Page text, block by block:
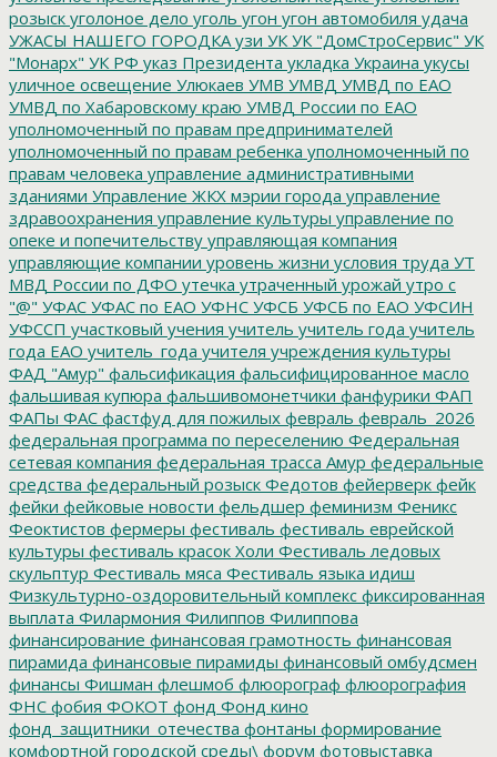
розыск уголоное дело уголь угон угон автомобиля удача
УЖАСЫ НАШЕГО ГОРОДКА узи УК УК "ДомСтроСервис" УК
"Монарх" УК РФ указ Президента укладка Украина укусы
уличное освещение Улюкаев УМВ УМВД УМВД по ЕАО
УМВД по Хабаровскому краю УМВД России по ЕАО
уполномоченный по правам предпринимателей
уполномоченный по правам ребенка уполномоченный по
правам человека управление административными
зданиями Управление ЖКХ мэрии города управление
здравоохранения управление культуры управление по
опеке и попечительству управляющая компания
управляющие компании уровень жизни условия труда УТ
МВД России по ДФО утечка утраченный урожай утро с
"@" УФАС УФАС по ЕАО УФНС УФСБ УФСБ по ЕАО УФСИН
УФССП участковый учения учитель учитель года учитель
года ЕАО учитель_года учителя учреждения культуры
ФАД "Амур" фальсификация фальсифицированное масло
фальшивая купюра фальшивомонетчики фанфурики ФАП
ФАПы ФАС фастфуд для пожилых февраль февраль_2026
федеральная программа по переселению Федеральная
сетевая компания федеральная трасса Амур федеральные
средства федеральный розыск Федотов фейерверк фейк
фейки фейковые новости фельдшер феминизм Феникс
Феоктистов фермеры фестиваль фестиваль еврейской
культуры фестиваль красок Холи Фестиваль ледовых
скульптур Фестиваль мяса Фестиваль языка идиш
Физкультурно-оздоровительный комплекс фиксированная
выплата Филармония Филиппов Филиппова
финансирование финансовая грамотность финансовая
пирамида финансовые пирамиды финансовый омбудсмен
финансы Фишман флешмоб флюорограф флюорография
ФНС фобия ФОКОТ фонд Фонд кино
фонд_защитники_отечества фонтаны формирование
комфортной городской среды\ форум фотовыставка